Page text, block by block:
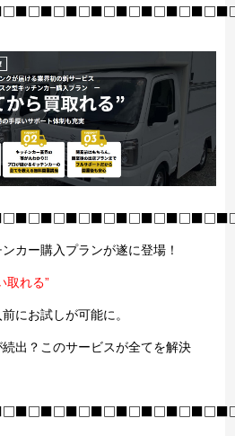
カー購入プランが遂に登場！
取れる”
にお試しが可能に。
出？このサービスが全てを解決